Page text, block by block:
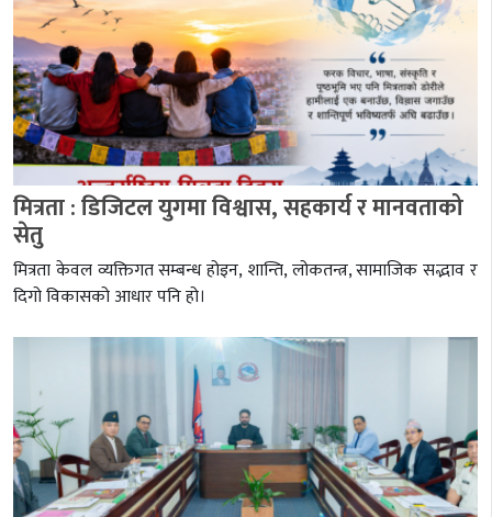
मित्रता : डिजिटल युगमा विश्वास, सहकार्य र मानवताको
सेतु
मित्रता केवल व्यक्तिगत सम्बन्ध होइन, शान्ति, लोकतन्त्र, सामाजिक सद्भाव र
दिगो विकासको आधार पनि हो।